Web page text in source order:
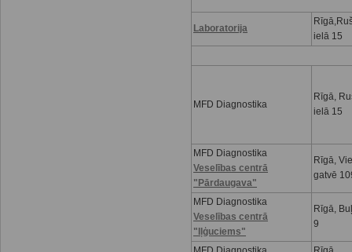
Laboratorija
ielā 15
MFD Diagnostika
Rīgā,
ielā 15
MFD Diagnostika
Veselības centrā
"Pārdaugava"
Rīgā,
gatvē
MFD Diagnostika
Veselības centrā
"Iļģuciems"
Rīgā,
9